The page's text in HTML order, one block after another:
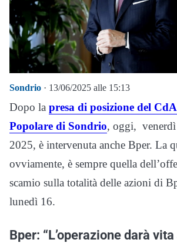
Sondrio · 13/06/2025 alle 15:13
Dopo la presa di posizione del
Popolare di Sondrio, oggi,
2025, è intervenuta anche Bper. La
ovviamente, è sempre quella
scamio sulla totalità delle azioni di
lunedì 16.
Bper: “L’operazione darà